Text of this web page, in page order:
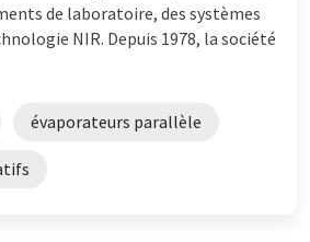
de laboratoire, des systèmes
NIR. Depuis 1978, la société
évaporateurs parallèle